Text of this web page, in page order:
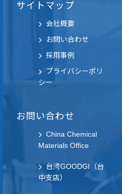
サイトマップ
会社概要
お問い合わせ
採用事例
プライバシーポリ
シー
お問い合わせ
China Chemical
Materials Office
台湾GOODGI（台
中支店）